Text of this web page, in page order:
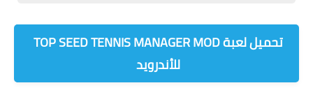
للأندرويد